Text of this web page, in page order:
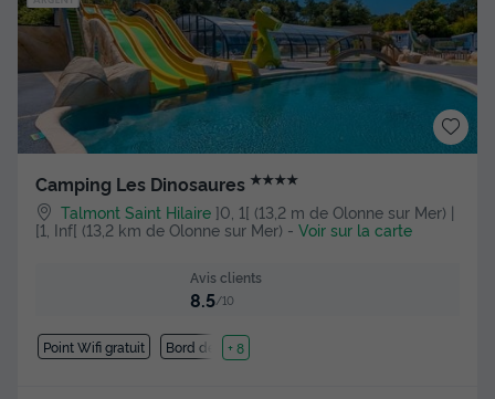
Camping Les Dinosaures ★★★★
Talmont Saint Hilaire ]0, 1[ (13,2 m de Olonne sur Mer) |
[1, Inf[ (13,2 km de Olonne sur Mer) - Voir sur la carte
Avis clients
8.5/10
Point Wifi gratuit Bord de mer
+ 8